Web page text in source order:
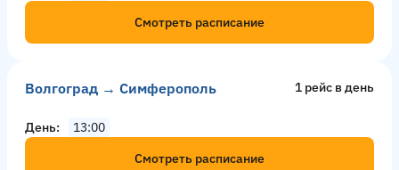
Смотреть расписание
Волгоград → Симферополь 1 рейс в день
День
13:00
Смотреть расписание